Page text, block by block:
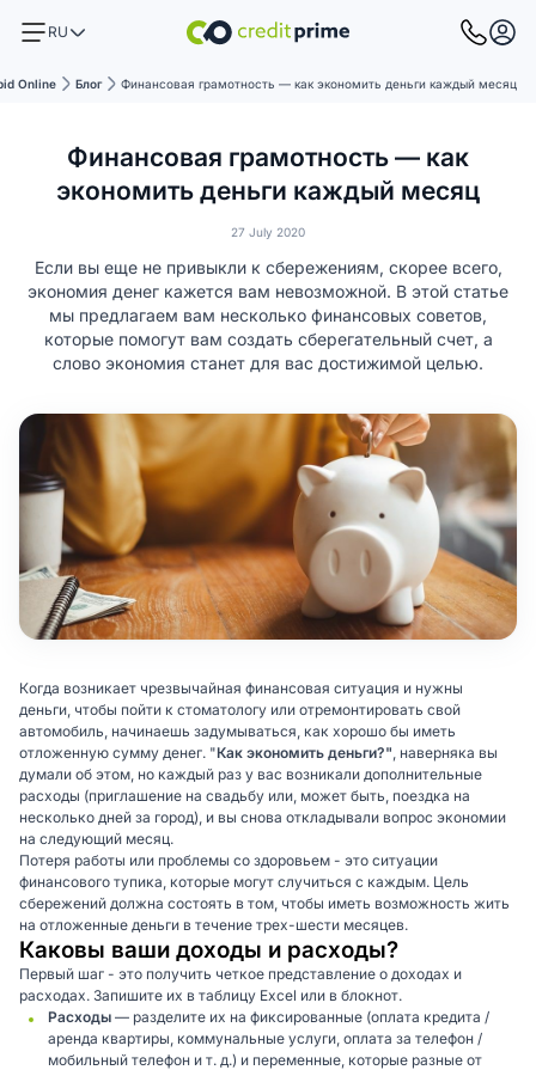
RU
Online Блог Финансовая грамотность — как экономить деньги каждый месяц
Финансовая грамотность — как
экономить деньги каждый месяц
27 July 2020
Если вы еще не привыкли к сбережениям, скорее всего,
экономия денег кажется вам невозможной. В этой статье
мы предлагаем вам несколько финансовых советов,
которые помогут вам создать сберегательный счет, а
слово экономия станет для вас достижимой целью.
Когда возникает чрезвычайная финансовая ситуация и нужны
деньги, чтобы пойти к стоматологу или отремонтировать свой
автомобиль, начинаешь задумываться, как хорошо бы иметь
отложенную сумму денег. "Как экономить деньги?" , наверняка вы
думали об этом, но каждый раз у вас возникали дополнительные
расходы (приглашение на свадьбу или, может быть, поездка на
несколько дней за город), и вы снова откладывали вопрос экономии
на следующий месяц.
Потеря работы или проблемы со здоровьем - это ситуации
финансового тупика, которые могут случиться с каждым. Цель
сбережений должна состоять в том, чтобы иметь возможность жить
на отложенные деньги в течение трех-шести месяцев.
Каковы ваши доходы и расходы?
Первый шаг - это получить четкое представление о доходах и
расходах. Запишите их в таблицу Excel или в блокнот.
Расходы — разделите их на фиксированные (оплата кредита /
аренда квартиры, коммунальные услуги, оплата за телефон /
мобильный телефон и т. д.) и переменные, которые разные от